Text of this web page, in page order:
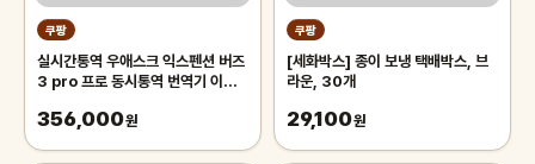
쿠팡
실시간통역 우애스크 익스펜션 버즈
3 pro 프로 동시통역 번역기 이어
356,000원
쿠팡
[세화박스] 종이 보냉 택배박스, 브
라운, 30개
29,100원